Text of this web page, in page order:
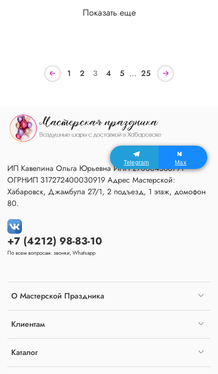
Показать еще
1 2 3 4 5 … 25
О Мастерской Праздника
Клиентам
Каталог
+7 (4212) 98-83-10
По всем вопросам: звонки, Whatsapp
ИП Кавелина Ольга Юрьевна ИНН 270604366791
ОГРНИП 317272400030919 Адрес Мастерской:
Хабаровск, Джамбула 27/1, 2 подъезд, 1 этаж, домофон
80.
Telegram Max